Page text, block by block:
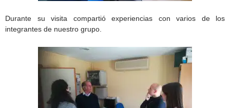
Durante su visita compartió experiencias con varios de los
integrantes de nuestro grupo.